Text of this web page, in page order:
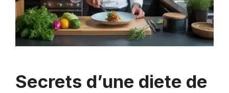
Secrets d’une diete de